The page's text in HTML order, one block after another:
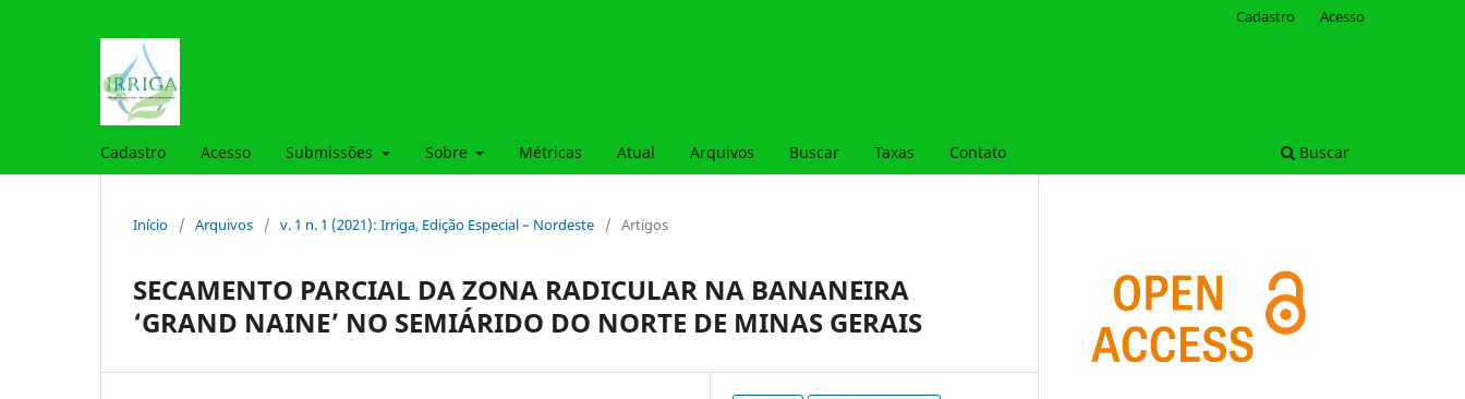
Cadastro Acesso Submissões Sobre Métricas Atual Arquivos Buscar Taxas Contato Buscar
Cadastro Acesso
Início / Arquivos / v. 1 n. 1 (2021): Irriga, Edição Especial – Nordeste / Artigos
SECAMENTO PARCIAL DA ZONA RADICULAR NA BANANEIRA
‘GRAND NAINE’ NO SEMIÁRIDO DO NORTE DE MINAS GERAIS